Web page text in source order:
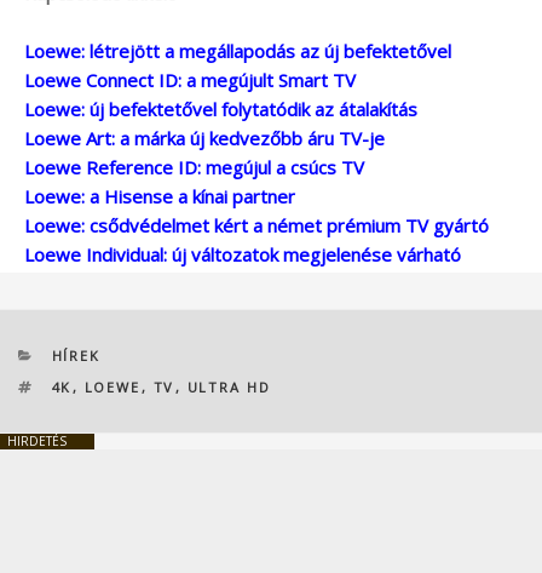
Loewe: létrejött a megállapodás az új befektetővel
Loewe Connect ID: a megújult Smart TV
Loewe: új befektetővel folytatódik az átalakítás
Loewe Art: a márka új kedvezőbb áru TV-je
Loewe Reference ID: megújul a csúcs TV
Loewe: a Hisense a kínai partner
Loewe: csődvédelmet kért a német prémium TV gyártó
Loewe Individual: új változatok megjelenése várható
KATEGÓRIÁK
HÍREK
CÍMKÉK
4K , LOEWE , TV , ULTRA HD
HIRDETÉS